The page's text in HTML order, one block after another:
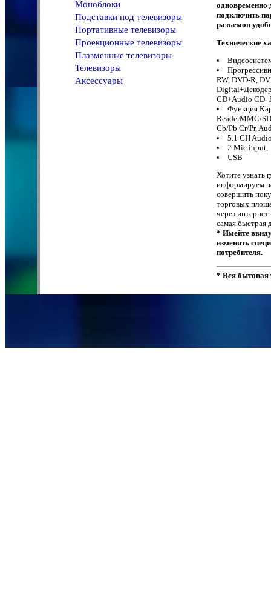
Моноблоки
Подставки под телевизоры
Портативные телевизоры
Проекционные телевизоры
Плазменные телевизоры
Телевизоры
Аксессуары
одновременно
подключить
разъемов
Технические
RW, DVD-R,
CD+Audio
Функция
ReaderMMC/
Cb/Pb Cr/Pr,
5.1 CH
2 Mic input,
USB
Хотите узнать
информируем
совершить
торговых
через
самая быстрая
* Имейте
изменять
потребителя.
* Вся бытовая